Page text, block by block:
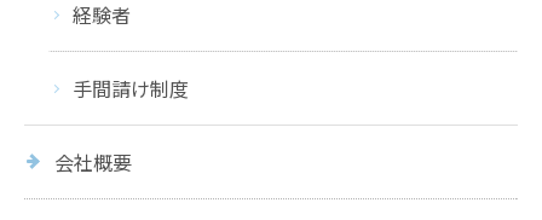
経験者
手間請け制度
会社概要